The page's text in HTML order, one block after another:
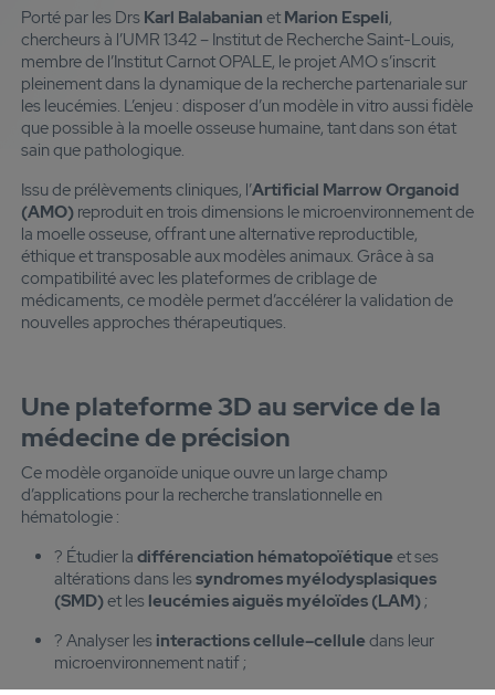
Porté par les Drs Karl Balabanian et Marion Espeli,
chercheurs à l’UMR 1342 – Institut de Recherche Saint-Louis,
membre de l’Institut Carnot OPALE, le projet AMO s’inscrit
pleinement dans la dynamique de la recherche partenariale sur
les leucémies. L’enjeu : disposer d’un modèle in vitro aussi fidèle
que possible à la moelle osseuse humaine, tant dans son état
sain que pathologique.
Issu de prélèvements cliniques, l’Artificial Marrow Organoid
(AMO)reproduit en trois dimensions le microenvironnement de
la moelle osseuse, offrant une alternative reproductible,
éthique et transposable aux modèles animaux. Grâce à sa
compatibilité avec les plateformes de criblage de
médicaments, ce modèle permet d’accélérer la validation de
nouvelles approches thérapeutiques.
Une plateforme 3D au service de la
médecine de précision
Ce modèle organoïde unique ouvre un large champ
d’applications pour la recherche translationnelle en
hématologie :
? Étudier la différenciation hématopoïétique et ses
altérations dans lessyndromes myélodysplasiques
(SMD)et les leucémies aiguës myéloïdes (LAM);
? Analyser les interactions cellule–cellule dans leur
microenvironnement natif ;